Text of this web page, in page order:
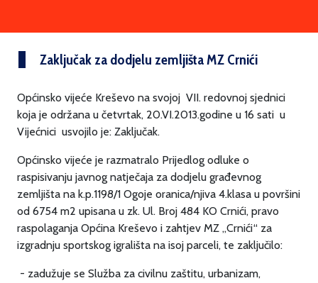
Zaključak za dodjelu zemljišta MZ Crnići
Općinsko vijeće Kreševo na svojoj VII. redovnoj sjednici
koja je održana u četvrtak, 20.VI.2013.godine u 16 sati u
Vijećnici usvojilo je: Zaključak.
Općinsko vijeće je razmatralo Prijedlog odluke o
raspisivanju javnog natječaja za dodjelu građevnog
zemljišta na k.p.1198/1 Ogoje oranica/njiva 4.klasa u površini
od 6754 m2 upisana u zk. Ul. Broj 484 KO Crnići, pravo
raspolaganja Općina Kreševo i zahtjev MZ „Crnići“ za
izgradnju sportskog igrališta na isoj parceli, te zaključilo:
- zadužuje se Služba za civilnu zaštitu, urbanizam,